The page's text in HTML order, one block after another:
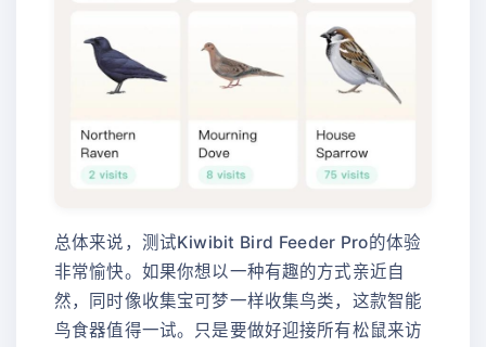
总体来说，测试Kiwibit Bird Feeder Pro的体验
非常愉快。如果你想以一种有趣的方式亲近自
然，同时像收集宝可梦一样收集鸟类，这款智能
鸟食器值得一试。只是要做好迎接所有松鼠来访